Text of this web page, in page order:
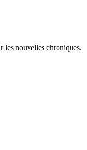
les nouvelles chroniques.